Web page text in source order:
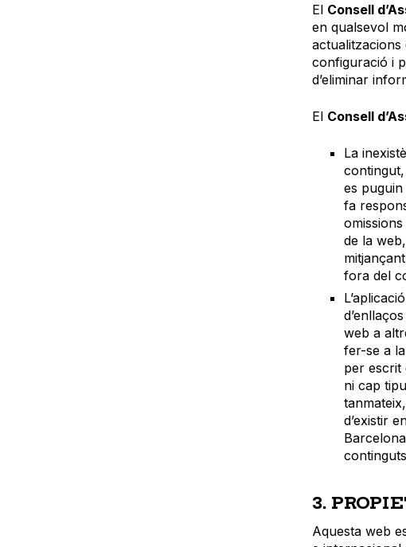
El Consell
en qualsevol
configuració i
d’eliminar
El Consell
La
es
fa
de la
fora del
web a
fer-se a
per escrit
ni cap
d’existir
3.
Aquesta web